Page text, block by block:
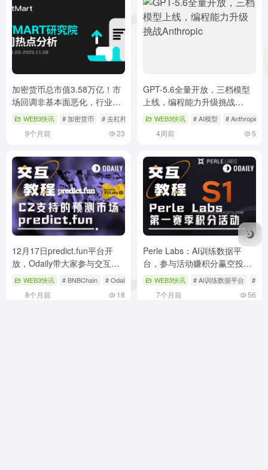
加密货币总市值3.58万亿！市
场回调非基本面恶化，行业稳
健发展新机遇
WEB3快讯 # 加密货币 # 去杠杆 # 市场回调
9个月前 23
GPT-5.6全量开放，三档模型
上线，编程能力升级挑战
Anthropic
WEB3快讯 # AI模型 # Anthropic
4周前 5
12月17日predict.fun平台开
放，Odaily带大家参与交互体
验 WEB3快讯 # BNBChain # Odaily # predict.fun
8个月前 18
Perle Labs：AI训练数据平
台，参与活动赚积分赢空投教
程 WEB3快讯 # AI训练数据平台 #
7个月前 56